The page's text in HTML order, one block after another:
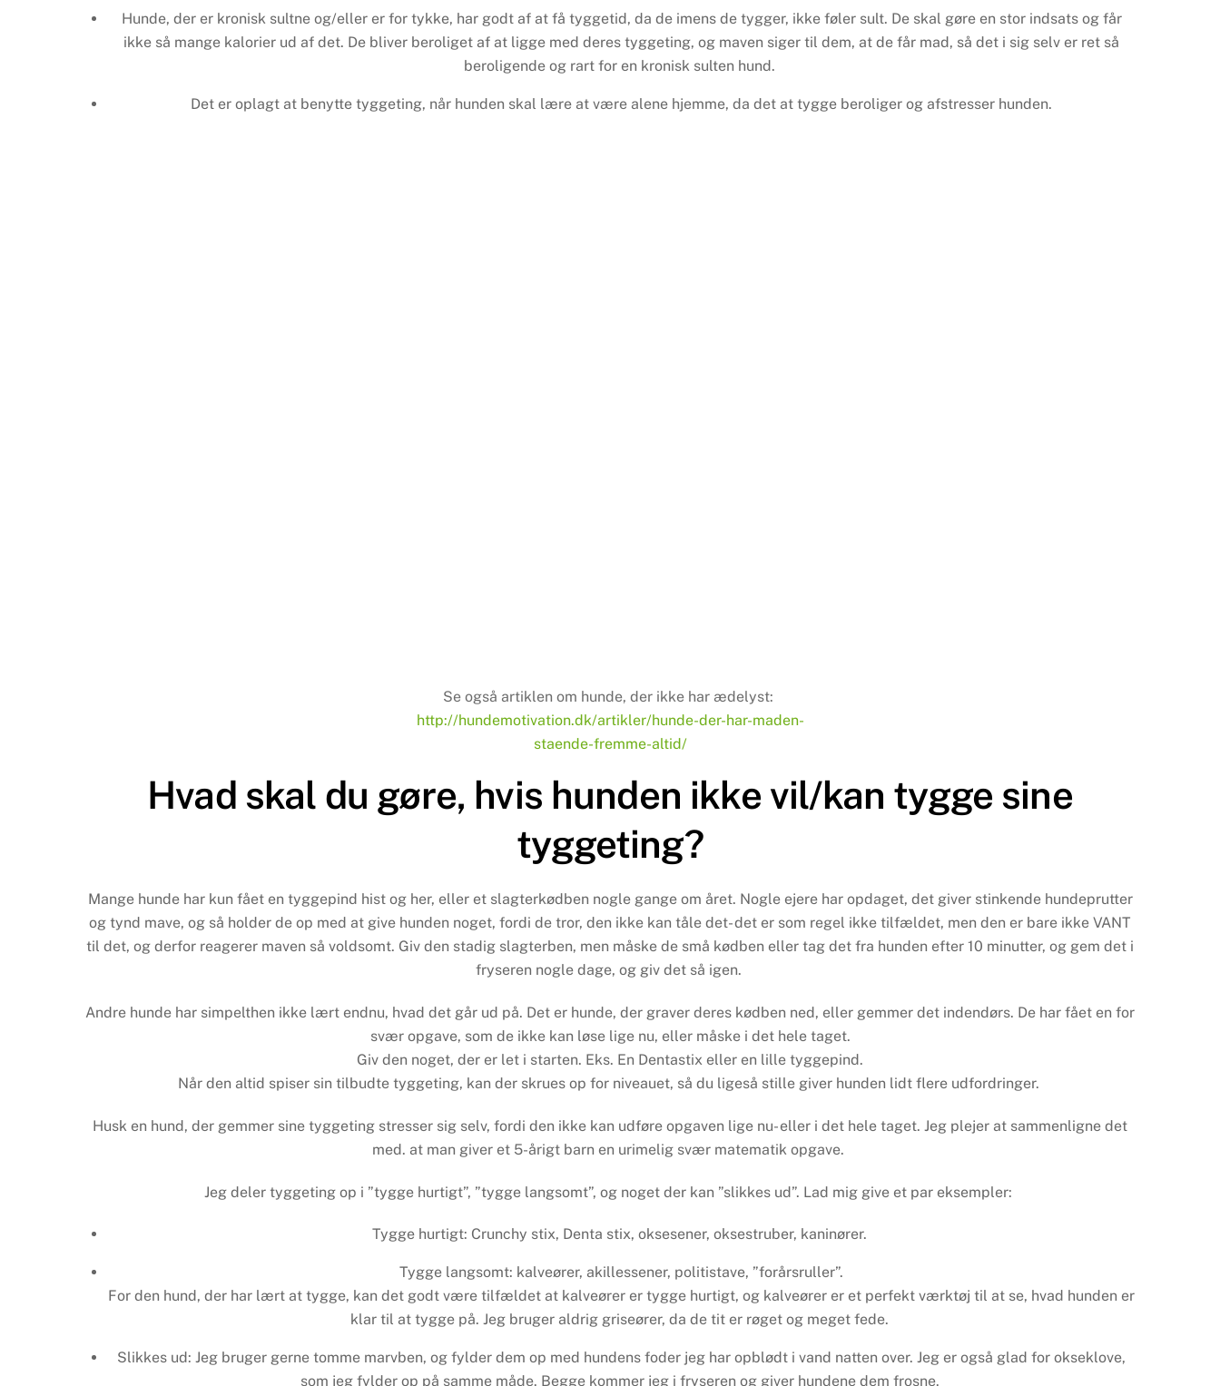
Hunde, der er kronisk sultne og/eller er for tykke, har godt af at få tyggetid, da de imens de tygger, ikke føler sult. De skal gøre en stor indsats og får
ikke så mange kalorier ud af det. De bliver beroliget af at ligge med deres tyggeting, og maven siger til dem, at de får mad, så det i sig selv er ret så
beroligende og rart for en kronisk sulten hund.
Det er oplagt at benytte tyggeting, når hunden skal lære at være alene hjemme, da det at tygge beroliger og afstresser hunden.
Se også artiklen om hunde, der ikke har ædelyst:
http://hundemotivation.dk/artikler/hunde-der-har-maden-
staende-fremme-altid/
Hvad skal du gøre, hvis hunden ikke vil/kan tygge sine
tyggeting?
Mange hunde har kun fået en tyggepind hist og her, eller et slagterkødben nogle gange om året. Nogle ejere har opdaget, det giver stinkende hundeprutter
og tynd mave, og så holder de op med at give hunden noget, fordi de tror, den ikke kan tåle det- det er som regel ikke tilfældet, men den er bare ikke VANT
til det, og derfor reagerer maven så voldsomt. Giv den stadig slagterben, men måske de små kødben eller tag det fra hunden efter 10 minutter, og gem det i
fryseren nogle dage, og giv det så igen.
Andre hunde har simpelthen ikke lært endnu, hvad det går ud på. Det er hunde, der graver deres kødben ned, eller gemmer det indendørs. De har fået en for
svær opgave, som de ikke kan løse lige nu, eller måske i det hele taget.
Giv den noget, der er let i starten. Eks. En Dentastix eller en lille tyggepind.
Når den altid spiser sin tilbudte tyggeting, kan der skrues op for niveauet, så du ligeså stille giver hunden lidt flere udfordringer.
Husk en hund, der gemmer sine tyggeting stresser sig selv, fordi den ikke kan udføre opgaven lige nu- eller i det hele taget. Jeg plejer at sammenligne det
med. at man giver et 5-årigt barn en urimelig svær matematik opgave.
Jeg deler tyggeting op i ”tygge hurtigt”, ”tygge langsomt”, og noget der kan ”slikkes ud”. Lad mig give et par eksempler:
Tygge hurtigt: Crunchy stix, Denta stix, oksesener, oksestruber, kaninører.
Tygge langsomt: kalveører, akillessener, politistave, ”forårsruller”.
For den hund, der har lært at tygge, kan det godt være tilfældet at kalveører er tygge hurtigt, og kalveører er et perfekt værktøj til at se, hvad hunden er
klar til at tygge på. Jeg bruger aldrig griseører, da de tit er røget og meget fede.
Slikkes ud: Jeg bruger gerne tomme marvben, og fylder dem op med hundens foder jeg har opblødt i vand natten over. Jeg er også glad for okseklove,
som jeg fylder op på samme måde. Begge kommer jeg i fryseren og giver hundene dem frosne.